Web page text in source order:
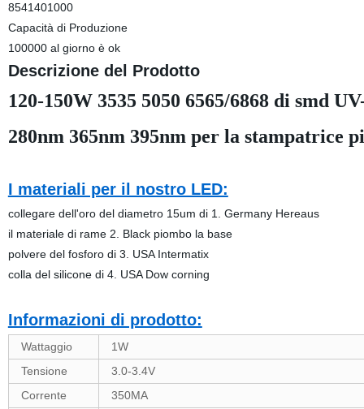
8541401000
Capacità di Produzione
100000 al giorno è ok
Descrizione del Prodotto
120-150W 3535 5050 6565/6868 di smd
280nm 365nm 395nm per la
I materiali per il nostro LED:
collegare dell'oro del diametro 15um di 1. Germany Hereaus
il materiale di rame 2. Black piombo la base
polvere del fosforo di 3. USA Intermatix
colla del silicone di 4. USA Dow corning
Informazioni di prodotto:
Wattaggio
1W
Tensione
3.0-3.4V
Corrente
350MA